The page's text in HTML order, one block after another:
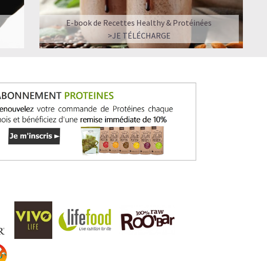
E-book de Recettes Healthy & Protéinées
>JE TÉLÉCHARGE